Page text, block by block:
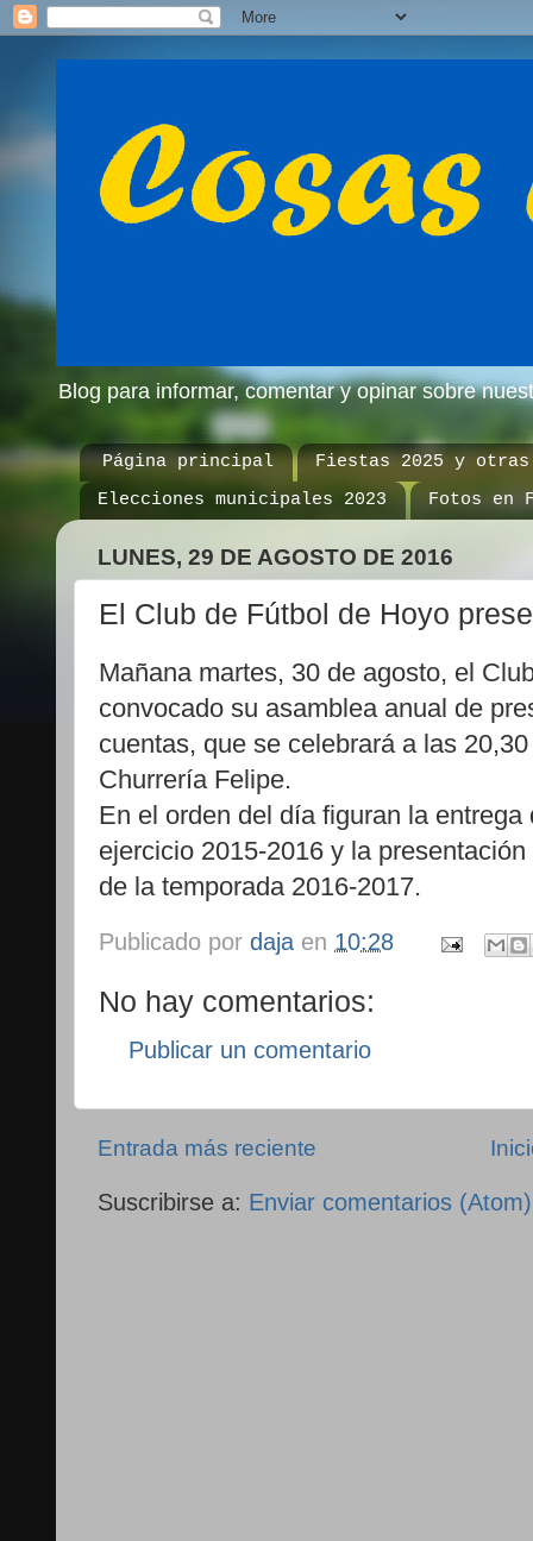
Blog para informar, comentar y opinar sobre
Página principal
Fiestas 2025 y otras
Elecciones municipales 2023
Fotos en
LUNES, 29 DE AGOSTO DE 2016
El Club de Fútbol de Hoyo
Mañana martes, 30 de agosto, el
convocado su asamblea anual de
cuentas, que se celebrará a las
Churrería Felipe.
En el orden del día figuran la entrega
ejercicio 2015-2016 y la
de la temporada 2016-2017.
Publicado por daja en 10:28
No hay comentarios:
Publicar un comentario
Entrada más reciente
Suscribirse a: Enviar comentarios (Atom)